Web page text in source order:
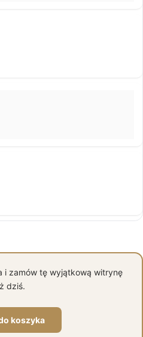
i zamów tę wyjątkową witrynę
dziś.
koszyka